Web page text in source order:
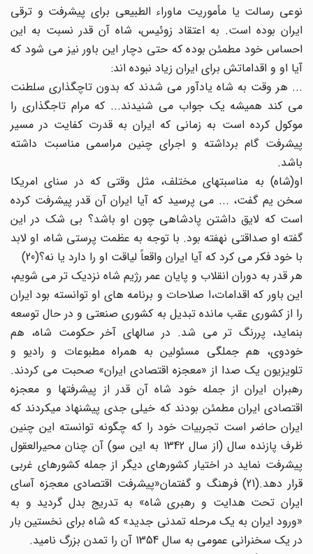
نوعی رسالت یا مأموریت ماوراء الطبیعی برای پیشرفت و ترقی
ایران بوده است. به اعتقاد زوئیس، شاه آن قدر نسبت به این
احساس خود مطمئن بوده که حتی دچار این باور نیز می شود که
آیا او و اقداماتش برای ایران زیاد نبوده اند:
... هر وقت به شاه یادآور می شدند که بدون تاچگذاری سلطنت
می کند همیشه یک جواب می شنیدند... که مرام تاجگذاری را
موکول کرده است به زمانی که ایران به قدرت کفایت در مسیر
پیشرفت گام برداشته و اجرای چنین مراسمی مناسبت داشته
باشد.
او(شاه) به مناسبتهای مختلف، مثل وقتی که در سنای امریکا
سخن یم گفت، ... می پرسید که آیا ایران آن قدر پیشرفت کرده
است که لایق داشتن پادشاهی چون او باشد؟ بی شک در این
گفته او صداقتی نهفته بود. با توجه به عظمت پرستی شاه، او لابد
با خود فکر می کرد که آیا ایران واقعاً لیاقت او را دارد یا نه؟(20)
هر قدر به دوران انقلاب و پایان عمر رژیم شاه نزدیک تر می شویم،
این باور که اقدامات،ا صلاحات و برنامه های او توانسته بود ایران
را از کشوری عقب مانده تبدیل به کشوری صنعتی و در حال توسعه
بنماید، پررنگ تر می شد. در سالهای آخر حکومت شاه، هم
خودوی، هم جملگی مسئولین به همراه مطبوعات و رادیو و
تلویزیون یک صدا از «معجزه اقتصادی ایران» صحبت می کردند.
رهبران ایران از جمله خود شاه آن قدر از پیشرفتها و معجزه
اقتصادی ایران مطمئن بودند که خیلی جدی پیشنهاد میکردند که
ایران حاضر است تجربیات خود را که چگونه توانسته این چنین
ظرف پازنده سال (از سال 1342 به این سو) آن چنان محیرالعقول
پیشرفت نماید در اختیار کشورهای دیگر از جمله کشورهای غربی
قرار دهد.(21) فرهنگ و گفتمان«پیشرفت اقتصادی معجزه آسای
ایران تحت هدایت و رهبری شاه» به تدریج بدل گردید و به
«ورود ایران به یک مرحله تمدنی جدید» که شاه برای نخستین بار
در یک سخنرانی عمومی به سال 1354 آن را تمدن بزرگ نامید.